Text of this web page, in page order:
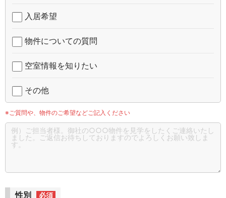
入居希望
物件についての質問
空室情報を知りたい
その他
※ご質問や、物件のご希望などご記入ください
性別 必須